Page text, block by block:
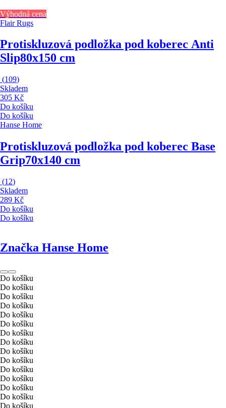
Výhodná cena
Flair Rugs
Protiskluzová podložka pod koberec Anti
Slip80x150 cm
(109)
Skladem
305 Kč
Do košíku
Do košíku
Hanse Home
Protiskluzová podložka pod koberec Base
Grip70x140 cm
(12)
Skladem
289 Kč
Do košíku
Do košíku
Značka Hanse Home
Do košíku
Do košíku
Do košíku
Do košíku
Do košíku
Do košíku
Do košíku
Do košíku
Do košíku
Do košíku
Do košíku
Do košíku
Do košíku
Do košíku
Do košíku